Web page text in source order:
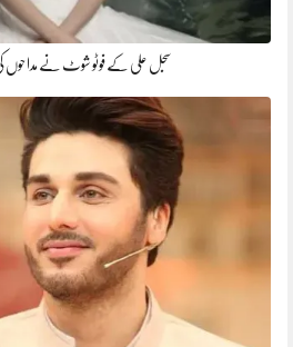
سجل علی کے فوٹو شوٹ نے مداحوں